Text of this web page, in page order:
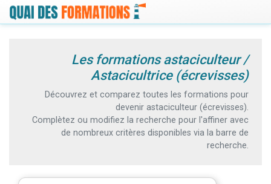
Les formations astaciculteur /
Astacicultrice (écrevisses)
Découvrez et comparez toutes les formations pour
devenir astaciculteur (écrevisses).
Complètez ou modifiez la recherche pour l'affiner avec
de nombreux critères disponibles via la barre de
recherche.